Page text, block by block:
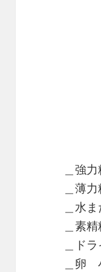
＿強
＿薄
＿水
＿素
＿ド
＿卵